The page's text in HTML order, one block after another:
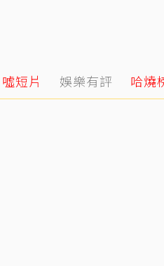
噓短片 娛樂有評 哈燒